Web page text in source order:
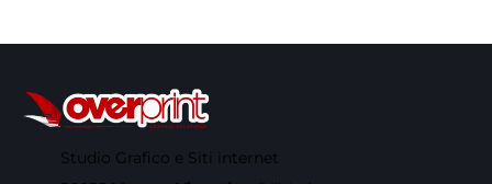
Studio Grafico e Siti internet